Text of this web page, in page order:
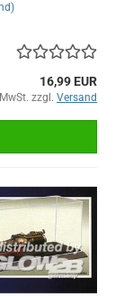
16,99 EUR
zzgl. Versand